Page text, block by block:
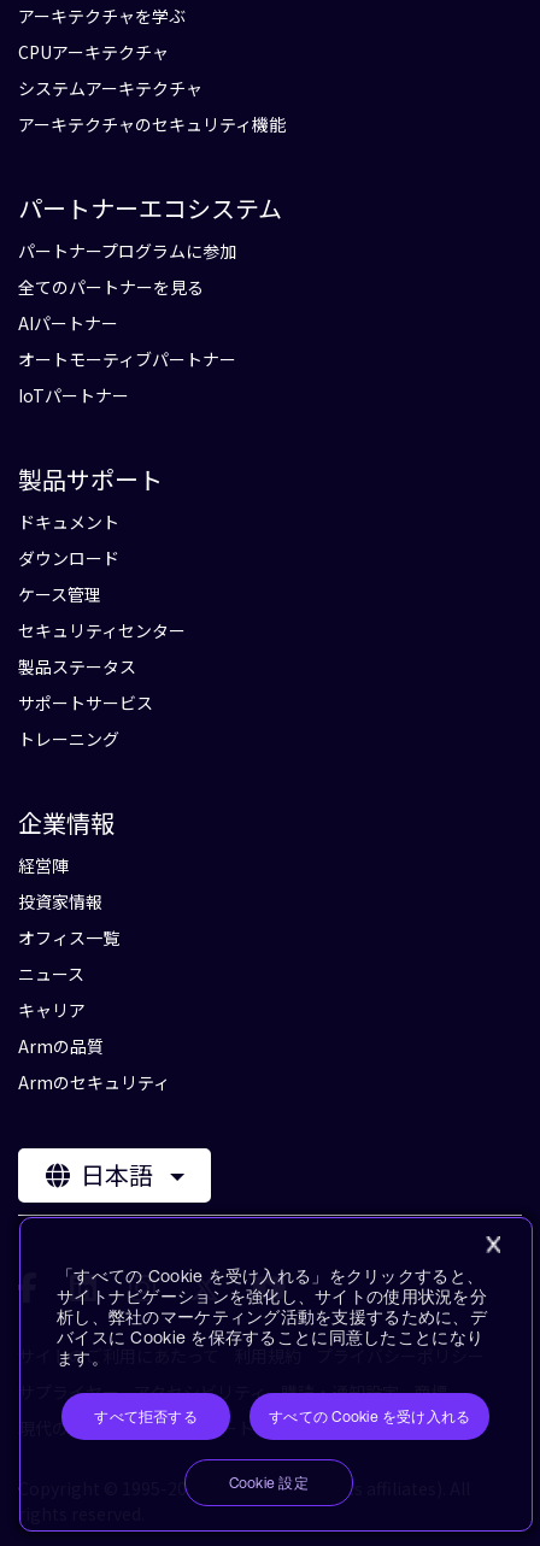
アーキテクチャを学ぶ
CPUアーキテクチャ
システムアーキテクチャ
アーキテクチャのセキュリティ機能
パートナーエコシステム
パートナープログラムに参加
全てのパートナーを見る
AIパートナー
オートモーティブパートナー
IoTパートナー
製品サポート
ドキュメント
ダウンロード
ケース管理
セキュリティセンター
製品ステータス
サポートサービス
トレーニング
企業情報
経営陣
投資家情報
オフィス一覧
ニュース
キャリア
Armの品質
Armのセキュリティ
日本語
サイトのご利用にあたって
サプライヤー アクセシビリティ 購読・通知設定 商標
現代の奴隷制に対するステートメント
用語集
Copyright © 1995-2026 Arm Limited (or its affiliates). All
rights reserved.
「すべての Cookie を受け入れる」をクリックすると、
サイトナビゲーションを強化し、サイトの使用状況を分
析し、弊社のマーケティング活動を支援するために、デ
バイスに Cookie を保存することに同意したことになり
ます。
すべて拒否する すべての Cookie を受け入れる
Cookie 設定